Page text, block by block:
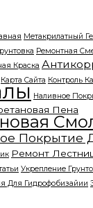
Метакрилатный
Ремонтная
Краска
Карта Сайта Контроль
Наливное
Пена
Покрытие
Ремонт
Укрепление
Для Гидрофобизайии